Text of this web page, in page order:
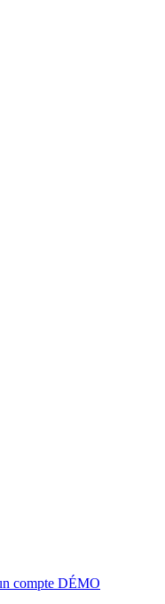
compte DÉMO